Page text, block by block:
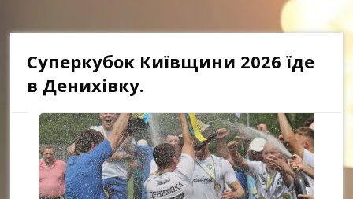
Суперкубок Київщини 2026 їде
в Денихівку.